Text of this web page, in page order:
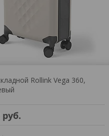
Rollink Vega 360,
руб.